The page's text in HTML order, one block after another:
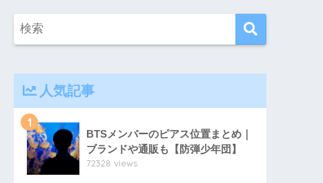
人気記事
1
BTSメンバーのピアス位置まとめ｜
ブランドや通販も【防弾少年団】
72328 views